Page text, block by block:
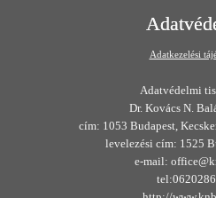
Adatkezelési
Adatvédelmi
Dr. Kovács N.
cím: 1053 Budapest,
levelezési cím: 1525
e-mail: